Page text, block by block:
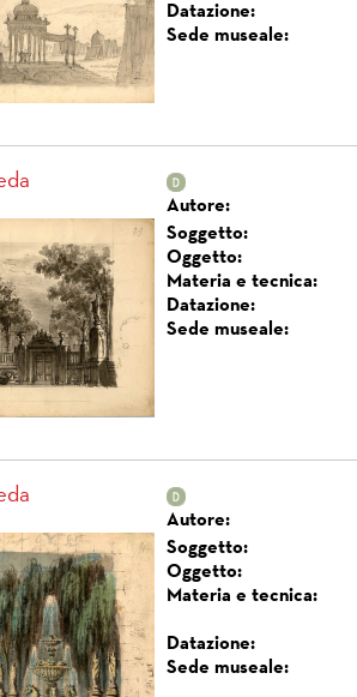
Datazione:
Sede museale:
Autore:
Soggetto:
Oggetto:
Materia e tecnica:
Datazione:
Sede museale:
Autore:
Soggetto:
Oggetto:
Materia e tecnica:
Datazione:
Sede museale: